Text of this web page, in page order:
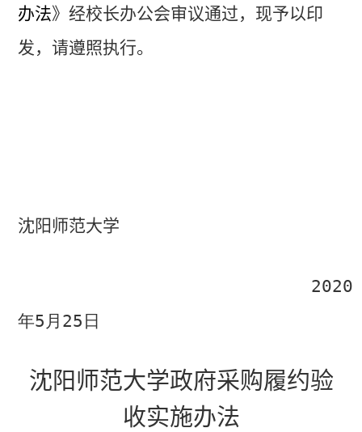
办法》 经校长办公会审议通过，现予以印
发，请遵照执行。
沈阳师范大学
2020
年5 月 25 日
沈阳师范大学政府采购履约验
收实施办法